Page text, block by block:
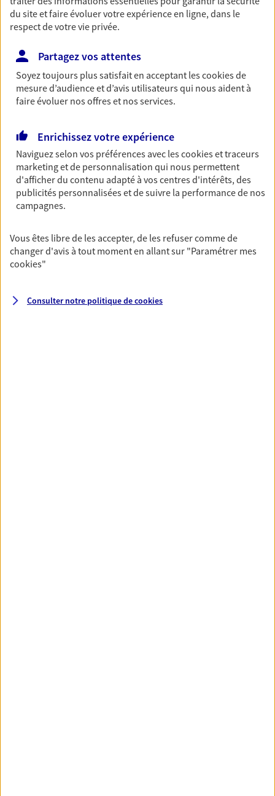
Achat immobilier, installation, départ à la retraite…
Autant de moments de vie qui nécessitent des solutions
d'assurance et d'épargne. Recevez un conseil d'expert
cohérent avec vos besoins
Vous aider à constituer une
De nombreuses solutions s'offrent à vous pour faire
fructifier votre épargne. Laquelle correspond à vos
objectifs ? Rien ne remplace les conseils d'un expert :
Assurance vie, PER, Livret… Faisons le point ensemble !
Anticipez les imprévus et sécurisez votre futur grâce à
nos différentes solutions. Nous vous accompagnons
dans vos projets de vie en privilégiant une relation de
du site et faire évoluer votre expérience en ligne, dans le
respect de votre vie privée.
Partagez vos attentes
Soyez toujours plus satisfait en acceptant lescookiesde
mesure d’audience et d’avis utilisateurs qui nous aident à
faire évoluer nos offres et nos services.
Enrichissez votre expérience
Naviguez selon vos préférences avec lescookies et traceurs
marketing et de personnalisation qui nous permettent
d'afficher du contenu adapté à vos centres d'intérêts, des
publicités personnalisées et de suivre la performance de nos
campagnes.
Vous êtes libre de les accepter, de les refuser comme de
changer d'avis à tout moment en allant sur "Paramétrer mes
cookies"
Consulter notre politique decookies